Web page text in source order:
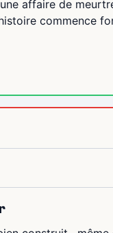
affaire de
commence